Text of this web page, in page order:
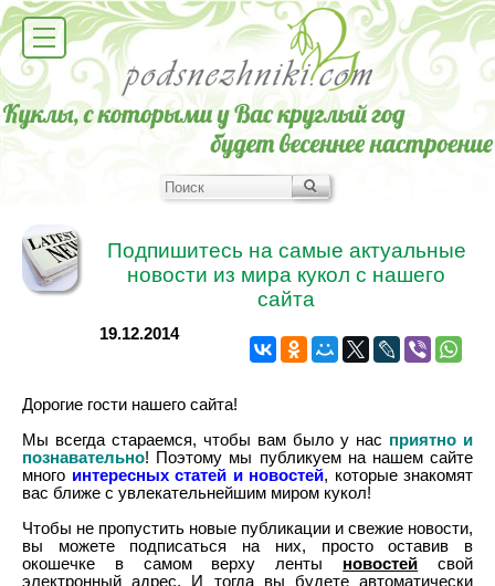
Подпишитесь на самые актуальные
новости из мира кукол с нашего
сайта
19.12.2014
Дорогие гости нашего сайта!
Мы всегда стараемся, чтобы вам было у нас приятно и
познавательно! Поэтому мы публикуем на нашем сайте
много интересных статей и новостей, которые знакомят
вас ближе с увлекательнейшим миром кукол!
Чтобы не пропустить новые публикации и свежие новости,
вы можете подписаться на них, просто оставив в
окошечке в самом верху ленты новостей свой
электронный адрес. И тогда вы будете автоматически